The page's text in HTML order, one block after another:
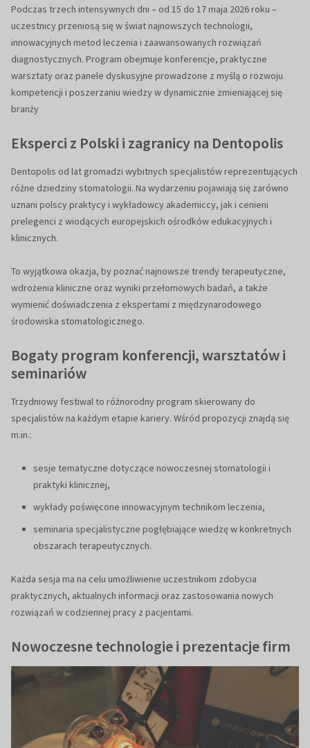
Podczas trzech intensywnych dni – od 15 do 17 maja 2026 roku –
uczestnicy przeniosą się w świat najnowszych technologii,
innowacyjnych metod leczenia i zaawansowanych rozwiązań
diagnostycznych. Program obejmuje konferencje, praktyczne
warsztaty oraz panele dyskusyjne prowadzone z myślą o rozwoju
kompetencji i poszerzaniu wiedzy w dynamicznie zmieniającej się
branży
Eksperci z Polski i zagranicy na Dentopolis
Dentopolis od lat gromadzi wybitnych specjalistów reprezentujących
różne dziedziny stomatologii. Na wydarzeniu pojawiają się zarówno
uznani polscy praktycy i wykładowcy akademiccy, jak i cenieni
prelegenci z wiodących europejskich ośrodków edukacyjnych i
klinicznych.
To wyjątkowa okazja, by poznać najnowsze trendy terapeutyczne,
wdrożenia kliniczne oraz wyniki przełomowych badań, a także
wymienić doświadczenia z ekspertami z międzynarodowego
środowiska stomatologicznego.
Bogaty program konferencji, warsztatów i
seminariów
Trzydniowy festiwal to różnorodny program skierowany do
specjalistów na każdym etapie kariery. Wśród propozycji znajdą się
m.in.:
sesje tematyczne dotyczące nowoczesnej stomatologii i
praktyki klinicznej,
wykłady poświęcone innowacyjnym technikom leczenia,
seminaria specjalistyczne pogłębiające wiedzę w konkretnych
obszarach terapeutycznych.
Każda sesja ma na celu umożliwienie uczestnikom zdobycia
praktycznych, aktualnych informacji oraz zastosowania nowych
rozwiązań w codziennej pracy z pacjentami.
Nowoczesne technologie i prezentacje firm